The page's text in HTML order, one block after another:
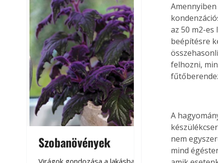
Szobanövények
Virágoskert:
teraszon,
az 50 m2-
beépítésre
felhozni,
A
nem
mind